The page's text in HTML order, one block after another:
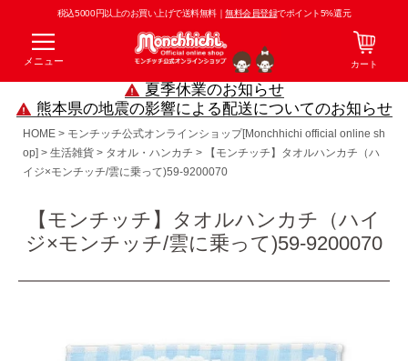
税込5000円以上のお買い上げで送料無料｜無料会員登録でポイント5%還元
メニュー カート
夏季休業のお知らせ
熊本県の地震の影響による配送についてのお知らせ
HOME
モンチッチ公式オンラインショップ[Monchhichi official online sh
op]
生活雑貨 タオル・ハンカチ
【モンチッチ】タオルハンカチ（ハ
イジ×モンチッチ/雲に乗って)59-9200070
【モンチッチ】タオルハンカチ（ハイ
ジ×モンチッチ/雲に乗って)59-9200070